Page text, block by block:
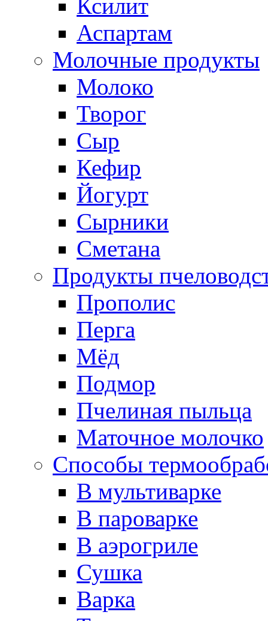
Ксилит
Аспартам
Молочные продукты
Молоко
Творог
Сыр
Кефир
Йогурт
Сырники
Сметана
Продукты
Прополис
Перга
Мёд
Подмор
Пчелиная пыльца
Маточное молочко
Способы
В мультиварке
В пароварке
В аэрогриле
Сушка
Варка